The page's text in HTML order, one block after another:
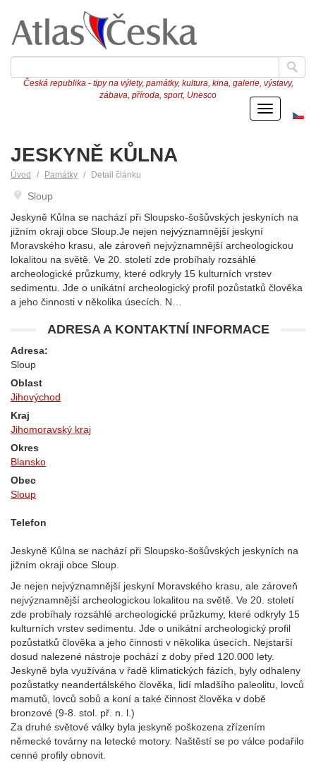
Česká republika - tipy na výlety, památky, kultura, kina, galerie, výstavy,
zábava, příroda, sport, Unesco
Menu
JESKYNĚ KŮLNA
Úvod Památky Detail článku
Sloup
Jeskyně Kůlna se nachází při Sloupsko-šošůvských jeskyních na
jižním okraji obce Sloup.Je nejen nejvýznamnější jeskyní
Moravského krasu, ale zároveň nejvýznamnější archeologickou
lokalitou na světě. Ve 20. století zde probíhaly rozsáhlé
archeologické průzkumy, které odkryly 15 kulturních vrstev
sedimentu. Jde o unikátní archeologický profil pozůstatků člověka
a jeho činnosti v několika úsecích. N…
ADRESA A KONTAKTNÍ INFORMACE
Adresa:
Sloup
Oblast
Jihovýchod
Kraj
Jihomoravský kraj
Okres
Blansko
Obec
Sloup
Telefon
Jeskyně Kůlna se nachází při Sloupsko-šošůvských jeskyních na
jižním okraji obce Sloup.
Je nejen nejvýznamnější jeskyní Moravského krasu, ale zároveň
nejvýznamnější archeologickou lokalitou na světě. Ve 20. století
zde probíhaly rozsáhlé archeologické průzkumy, které odkryly 15
kulturních vrstev sedimentu. Jde o unikátní archeologický profil
pozůstatků člověka a jeho činnosti v několika úsecích. Nejstarší
dosud nalezené nástroje pochází z doby před 120.000 lety.
Jeskyně byla využívána v řadě klimatických fázích, byly odhaleny
pozůstatky neandertálského člověka, lidí mladšího paleolitu, lovců
mamutů, lovců sobů a koní a také činnost člověka v době
bronzové (9-8. stol. př. n. l.)
Za druhé světové války byla jeskyně poškozena zřízením
německé továrny na letecké motory. Naštěstí se po válce podařilo
cenné profily obnovit.